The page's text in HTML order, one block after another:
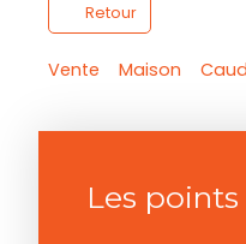
Retour
Vente Maison
Les